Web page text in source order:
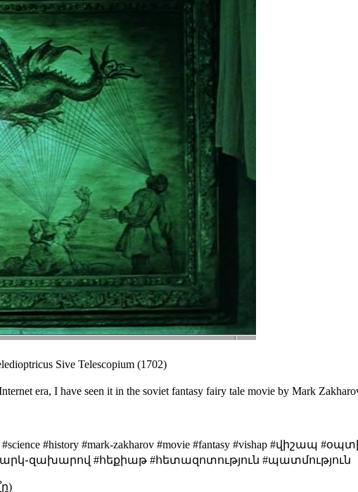
Sive Telescopium (1702)
era, I have seen it in the soviet fantasy fairy tale movie by Mark
#science #history #mark-zakharov #movie #fantasy #vishap #վիշապ
#հեքիաթ #հետազոտություն #պատմություն